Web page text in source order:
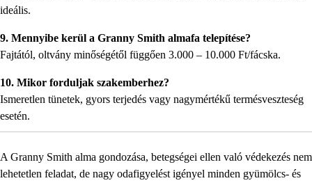
ideális.
9. Mennyibe kerül a Granny Smith almafa telepítése?
Fajtától, oltvány minőségétől függően 3.000 – 10.000 Ft/fácska.
10. Mikor forduljak szakemberhez?
Ismeretlen tünetek, gyors terjedés vagy nagymértékű termésveszteség
esetén.
A Granny Smith alma gondozása, betegségei ellen való védekezés nem
lehetetlen feladat, de nagy odafigyelést igényel minden gyümölcs- és